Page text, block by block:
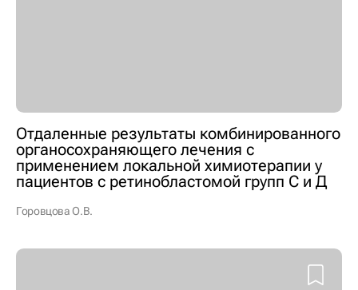
Отдаленные результаты комбинированного
органосохраняющего лечения с
применением локальной химиотерапии у
пациентов с ретинобластомой групп С и Д
Горовцова О.В.